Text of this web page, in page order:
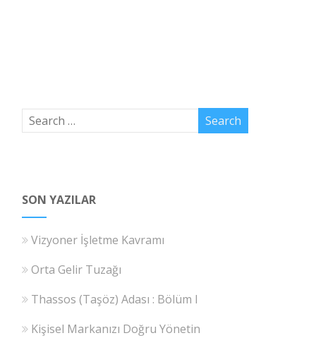
SON YAZILAR
Vizyoner İşletme Kavramı
Orta Gelir Tuzağı
Thassos (Taşöz) Adası : Bölüm I
Kişisel Markanızı Doğru Yönetin